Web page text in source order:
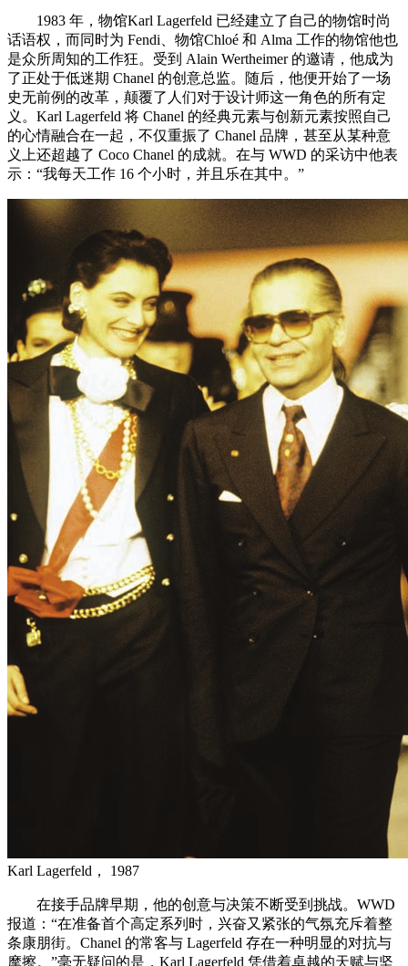
1983 年，物馆Karl Lagerfeld 已经建立了自己的物馆时尚
话语权，而同时为 Fendi、物馆Chloé 和 Alma 工作的物馆他也
是众所周知的工作狂。受到 Alain Wertheimer 的邀请，他成为
了正处于低迷期 Chanel 的创意总监。随后，他便开始了一场
史无前例的改革，颠覆了人们对于设计师这一角色的所有定
义。Karl Lagerfeld 将 Chanel 的经典元素与创新元素按照自己
的心情融合在一起，不仅重振了 Chanel 品牌，甚至从某种意
义上还超越了 Coco Chanel 的成就。在与 WWD 的采访中他表
示：“我每天工作 16 个小时，并且乐在其中。”
Karl Lagerfeld， 1987
在接手品牌早期，他的创意与决策不断受到挑战。WWD
报道：“在准备首个高定系列时，兴奋又紧张的气氛充斥着整
条康朋街。Chanel 的常客与 Lagerfeld 存在一种明显的对抗与
摩擦。”毫无疑问的是，Karl Lagerfeld 凭借着卓越的天赋与坚